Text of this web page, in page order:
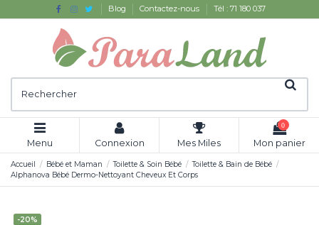
Blog Contactez-nous Tél : 71 180 037
Menu Connexion Mes Miles
0
Mon panier
Accueil Bébé et Maman Toilette & Soin Bébé
Toilette & Bain de Bébé
Alphanova Bébé Dermo-Nettoyant Cheveux Et Corps
-20%